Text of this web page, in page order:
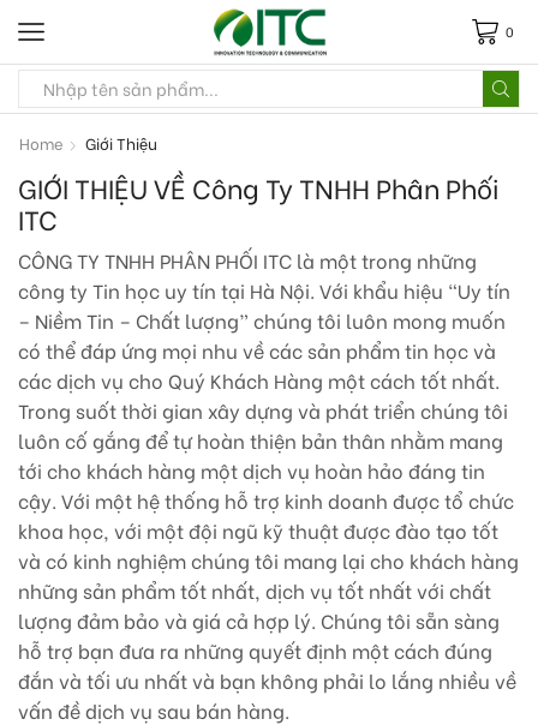
0
Home Giới Thiệu
GIỚI THIỆU VỀ Công Ty TNHH Phân Phối
ITC
CÔNG TY TNHH PHÂN PHỐI ITC là một trong những
công ty Tin học uy tín tại Hà Nội. Với khẩu hiệu “Uy tín
– Niềm Tin – Chất lượng” chúng tôi luôn mong muốn
có thể đáp ứng mọi nhu về các sản phẩm tin học và
các dịch vụ cho Quý Khách Hàng một cách tốt nhất.
Trong suốt thời gian xây dựng và phát triển chúng tôi
luôn cố gắng để tự hoàn thiện bản thân nhằm mang
tới cho khách hàng một dịch vụ hoàn hảo đáng tin
cậy. Với một hệ thống hỗ trợ kinh doanh đư­ợc tổ chức
khoa học, với một đội ngũ kỹ thuật được đào tạo tốt
và có kinh nghiệm chúng tôi mang lại cho khách hàng
những sản phẩm tốt nhất, dịch vụ tốt nhất với chất
lư­ợng đảm bảo và giá cả hợp lý. Chúng tôi sẵn sàng
hỗ trợ bạn đưa ra những quyết định một cách đúng
đắn và tối ưu nhất và bạn không phải lo lắng nhiều về
vấn đề dịch vụ sau bán hàng.